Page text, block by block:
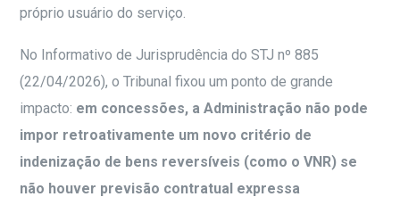
próprio usuário do serviço.
No Informativo de Jurisprudência do STJ nº 885
(22/04/2026), o Tribunal fixou um ponto de grande
impacto: em concessões, a Administração não pode
impor retroativamente um novo critério de
indenização de bens reversíveis (como o VNR) se
não houver previsão contratual expressa